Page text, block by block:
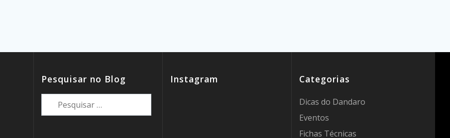
Pesquisar no Blog
Pesquisar
Instagram Categorias
Dicas do Dandaro
Eventos
Fichas Técnicas